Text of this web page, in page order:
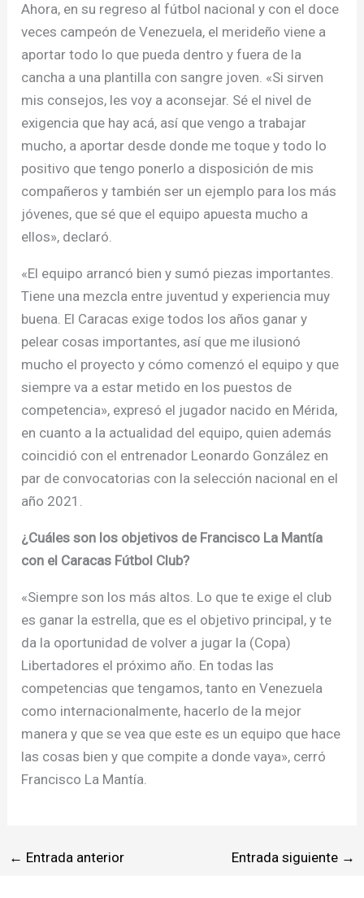
Ahora, en su regreso al fútbol nacional y con el doce
veces campeón de Venezuela, el merideño viene a
aportar todo lo que pueda dentro y fuera de la
cancha a una plantilla con sangre joven. «Si sirven
mis consejos, les voy a aconsejar. Sé el nivel de
exigencia que hay acá, así que vengo a trabajar
mucho, a aportar desde donde me toque y todo lo
positivo que tengo ponerlo a disposición de mis
compañeros y también ser un ejemplo para los más
jóvenes, que sé que el equipo apuesta mucho a
ellos», declaró.
«El equipo arrancó bien y sumó piezas importantes.
Tiene una mezcla entre juventud y experiencia muy
buena. El Caracas exige todos los años ganar y
pelear cosas importantes, así que me ilusionó
mucho el proyecto y cómo comenzó el equipo y que
siempre va a estar metido en los puestos de
competencia», expresó el jugador nacido en Mérida,
en cuanto a la actualidad del equipo, quien además
coincidió con el entrenador Leonardo González en
par de convocatorias con la selección nacional en el
año 2021.
¿Cuáles son los objetivos de Francisco La Mantía
con el Caracas Fútbol Club?
«Siempre son los más altos. Lo que te exige el club
es ganar la estrella, que es el objetivo principal, y te
da la oportunidad de volver a jugar la (Copa)
Libertadores el próximo año. En todas las
competencias que tengamos, tanto en Venezuela
como internacionalmente, hacerlo de la mejor
manera y que se vea que este es un equipo que hace
las cosas bien y que compite a donde vaya», cerró
Francisco La Mantía.
← Entrada anterior Entrada siguiente →